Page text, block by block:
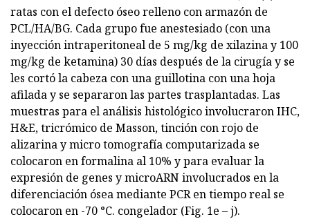
ratas con el defecto óseo relleno con armazón de
PCL/HA/BG. Cada grupo fue anestesiado (con una
inyección intraperitoneal de 5 mg/kg de xilazina y 100
mg/kg de ketamina) 30 días después de la cirugía y se
les cortó la cabeza con una guillotina con una hoja
afilada y se separaron las partes trasplantadas. Las
muestras para el análisis histológico involucraron IHC,
H&E, tricrómico de Masson, tinción con rojo de
alizarina y micro tomografía computarizada se
colocaron en formalina al 10% y para evaluar la
expresión de genes y microARN involucrados en la
diferenciación ósea mediante PCR en tiempo real se
colocaron en -70 °C. congelador (Fig. 1e – j).